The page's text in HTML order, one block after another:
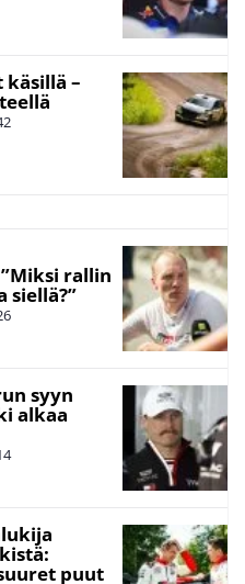
käsillä –
rallin
siellä?”
syyn
alkaa
puut